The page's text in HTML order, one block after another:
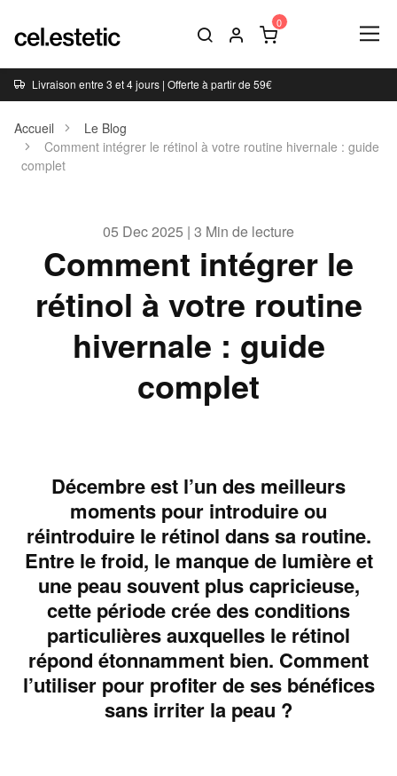
Livraison entre 3 et 4 jours | Offerte à partir de 59€
Accueil
Le Blog
Comment intégrer le rétinol à votre routine hivernale : guide
complet
05 Dec 2025 | 3 Min de lecture
Comment intégrer le
rétinol à votre routine
hivernale : guide
complet
Décembre est l’un des meilleurs
moments pour introduire ou
réintroduire le rétinol dans sa routine.
Entre le froid, le manque de lumière et
une peau souvent plus capricieuse,
cette période crée des conditions
particulières auxquelles le rétinol
répond étonnamment bien. Comment
l’utiliser pour profiter de ses bénéfices
sans irriter la peau ?